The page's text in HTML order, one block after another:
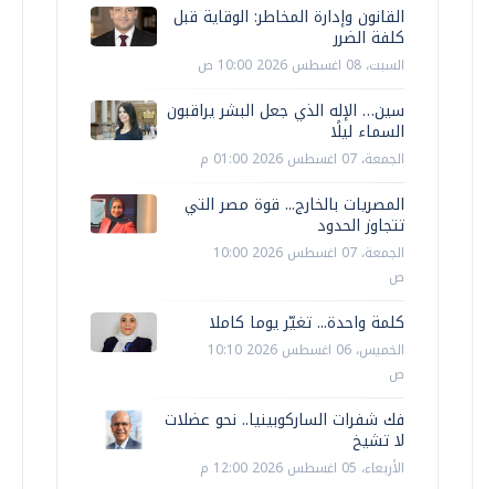
القانون وإدارة المخاطر: الوقاية قبل
كلفة الضرر
السبت، 08 اغسطس 2026 10:00 ص
سين… الإله الذي جعل البشر يراقبون
السماء ليلًا
الجمعة، 07 اغسطس 2026 01:00 م
المصريات بالخارج... قوة مصر التي
تتجاوز الحدود
الجمعة، 07 اغسطس 2026 10:00
ص
كلمة واحدة... تغيّر يوما كاملا
الخميس، 06 اغسطس 2026 10:10
ص
فك شفرات الساركوبينيا.. نحو عضلات
لا تشيخ
الأربعاء، 05 اغسطس 2026 12:00 م